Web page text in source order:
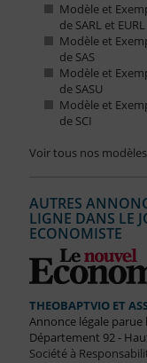
Modèle et
de SARL et EURL
Modèle et
de SAS
Modèle et
de SASU
Modèle et
de SCI
Voir tous nos
AUTRES
LIGNE DANS LE
ECONOMISTE
THEOBAPTVIO ET
Annonce légale
Département 92 -
Société à